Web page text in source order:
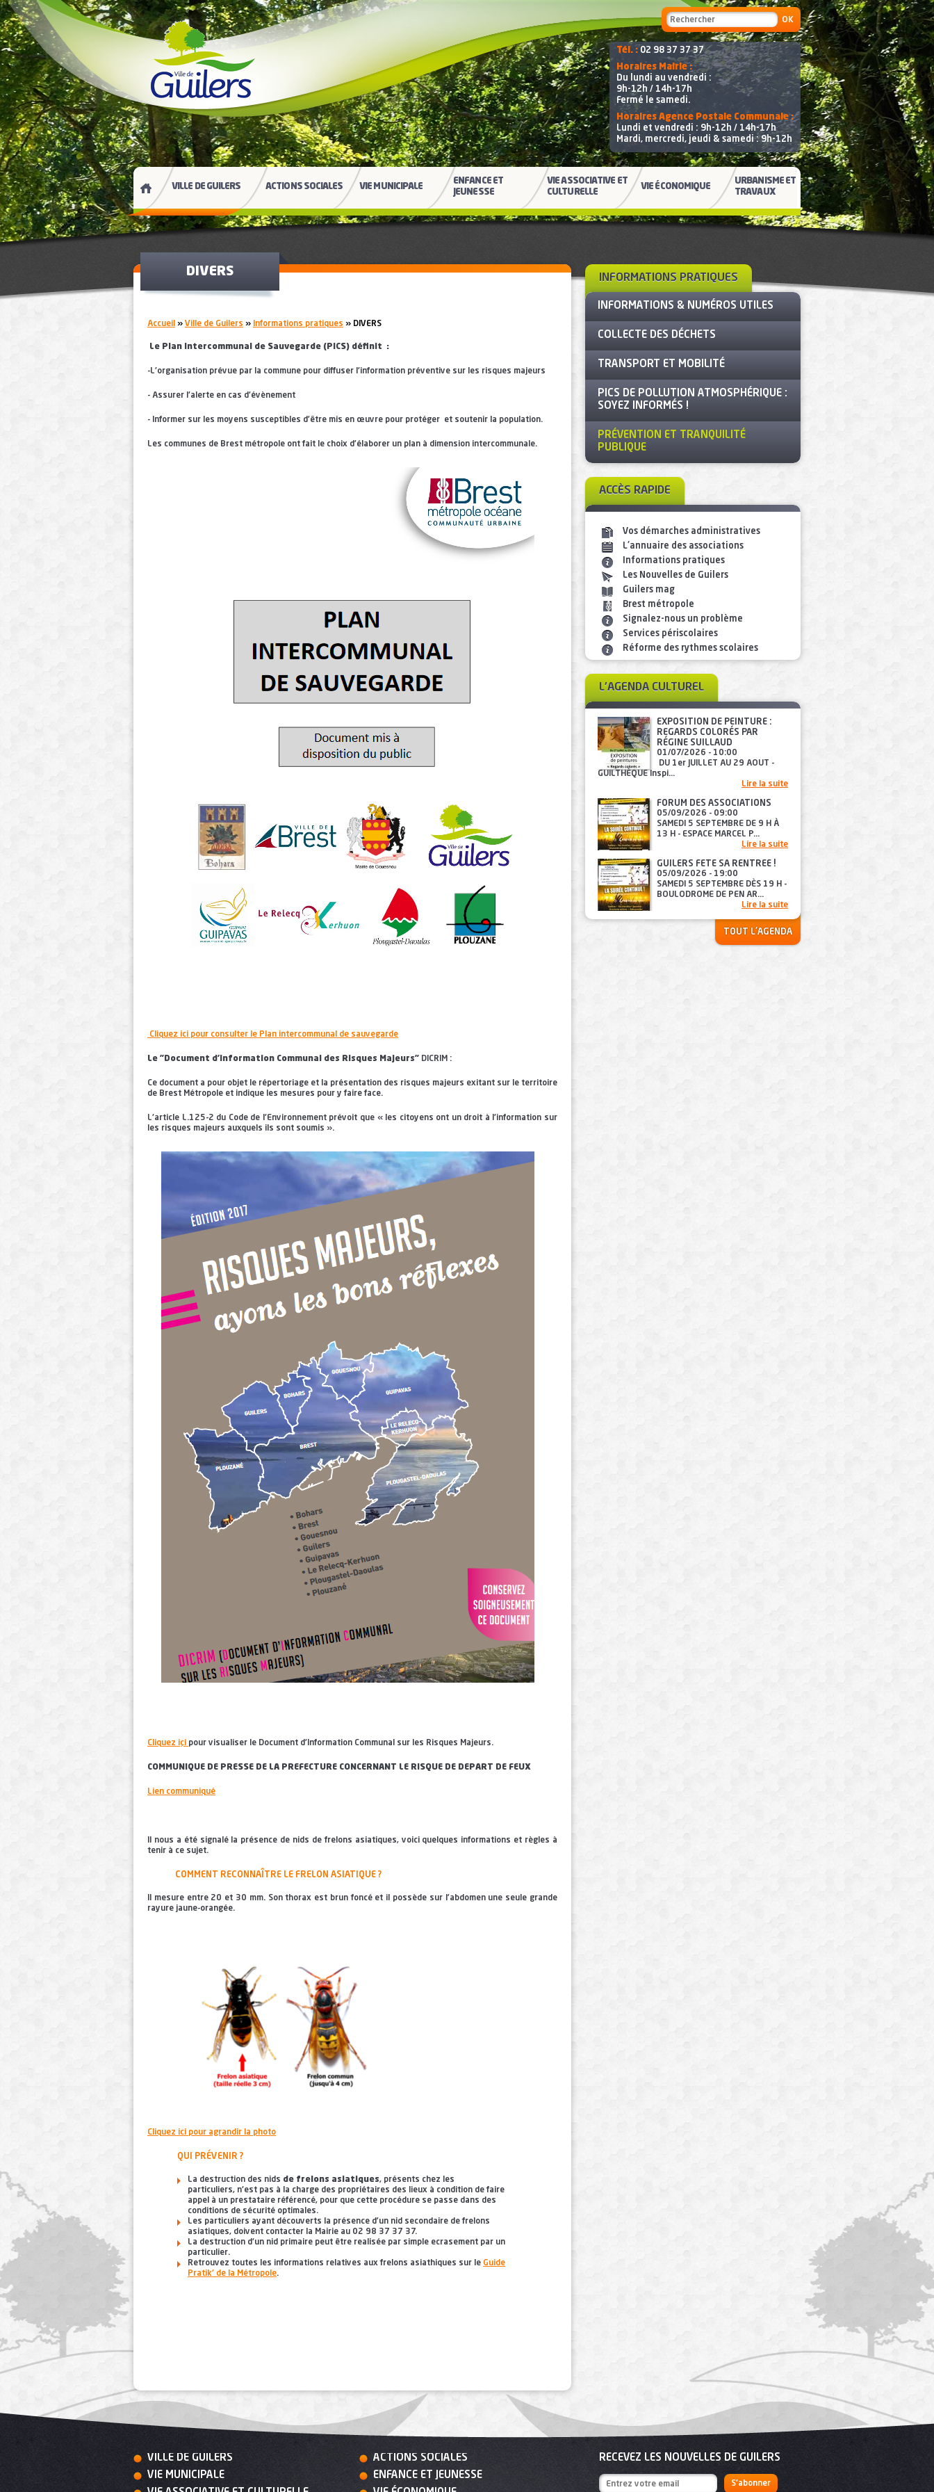
VILLE DE GUILERS ACTIONS SOCIALES VIE MUNICIPALE
ENFANCE ET
JEUNESSE
VIE ASSOCIATIVE ET
CULTURELLE
VIE ÉCONOMIQUE
URBANISME ET
TRAVAUX
Formulaire de recherche
Recherche
Tél. : 02 98 37 37 37
Horaires Mairie :
Du lundi au vendredi :
9h-12h / 14h-17h
Fermé le samedi.
Horaires Agence Postale Communale :
Lundi et vendredi : 9h-12h / 14h-17h
Mardi, mercredi, jeudi & samedi : 9h-12h
DIVERS
You are here:
Accueil » Ville de Guilers » Informations pratiques » DIVERS
Le Plan Intercommunal de Sauvegarde (PICS) définit :
-L'organisation prévue par la commune pour diffuser l'information préventive sur les risques majeurs
- Assurer l'alerte en cas d'évènement
- Informer sur les moyens susceptibles d’être mis en œuvre pour protéger et soutenir la population.
Les communes de Brest métropole ont fait le choix d’élaborer un plan à dimension intercommunale.
Cliquez ici pour consulter le Plan intercommunal de sauvegarde
Le "Document d'information Communal des Risques Majeurs" DICRIM :
Ce document a pour objet le répertoriage et la présentation des risques majeurs exitant sur le territoire
de Brest Métropole et indique les mesures pour y faire face.
L'article L.125-2 du Code de l'Environnement prévoit que « les citoyens ont un droit à l'information sur
les risques majeurs auxquels ils sont soumis ».
Cliquez içi pour visualiser le Document d'Information Communal sur les Risques Majeurs.
COMMUNIQUE DE PRESSE DE LA PREFECTURE CONCERNANT LE RISQUE DE DEPART DE FEUX
Lien communiqué
Il nous a été signalé la présence de nids de frelons asiatiques, voici quelques informations et règles à
tenir à ce sujet.
COMMENT RECONNAÎTRE LE FRELON ASIATIQUE ?
Il mesure entre 20 et 30 mm. Son thorax est brun foncé et il possède sur l’abdomen une seule grande
rayure jaune-orangée.
Cliquez ici pour agrandir la photo
QUI PRÉVENIR ?
La destruction des nids de frelons asiatiques, présents chez les
particuliers, n'est pas à la charge des propriétaires des lieux à condition de faire
appel à un prestataire référencé, pour que cette procédure se passe dans des
conditions de sécurité optimales.
Les particuliers ayant découverts la présence d’un nid secondaire de frelons
asiatiques, doivent contacter la Mairie au 02 98 37 37 37.
La destruction d'un nid primaire peut être realisée par simple ecrasement par un
particulier.
Retrouvez toutes les informations relatives aux frelons asiathiques sur le Guide
Pratik' de la Métropole.
INFORMATIONS PRATIQUES
INFORMATIONS & NUMÉROS UTILES
COLLECTE DES DÉCHETS
TRANSPORT ET MOBILITÉ
PICS DE POLLUTION ATMOSPHÉRIQUE :
SOYEZ INFORMÉS !
PRÉVENTION ET TRANQUILITÉ
PUBLIQUE
ACCÈS RAPIDE
Vos démarches administratives
L'annuaire des associations
Informations pratiques
Les Nouvelles de Guilers
Guilers mag
Brest métropole
Signalez-nous un problème
Services périscolaires
Réforme des rythmes scolaires
L'AGENDA CULTUREL
EXPOSITION DE PEINTURE :
REGARDS COLORÉS PAR
RÉGINE SUILLAUD
01/07/2026 - 10:00
DU 1er JUILLET AU 29 AOUT -
GUILTHÈQUE Inspi...
Lire la suite
FORUM DES ASSOCIATIONS
05/09/2026 - 09:00
SAMEDI 5 SEPTEMBRE DE 9 H À
13 H - ESPACE MARCEL P...
Lire la suite
GUILERS FÊTE SA RENTRÉE !
05/09/2026 - 19:00
SAMEDI 5 SEPTEMBRE DÈS 19 H -
BOULODROME DE PEN AR...
Lire la suite
TOUT L'AGENDA
VILLE DE GUILERS
ACTIONS SOCIALES
VIE MUNICIPALE
ENFANCE ET JEUNESSE
RECEVEZ LES NOUVELLES DE GUILERS